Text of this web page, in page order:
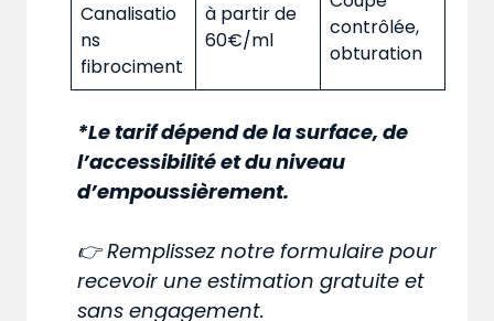
Canalisatio
ns
fibrociment
à partir de
60€/ml
contrôlée,
obturation
*Le tarif dépend de la surface, de
l’accessibilité et du niveau
d’empoussièrement.
👉 Remplissez notre formulaire pour
recevoir une estimation gratuite et
sans engagement.